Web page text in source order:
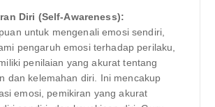
Diri (Self-Awareness):
untuk mengenali emosi sendiri,
pengaruh emosi terhadap perilaku,
penilaian yang akurat tentang
dan kelemahan diri. Ini mencakup
emosi, pemikiran yang akurat